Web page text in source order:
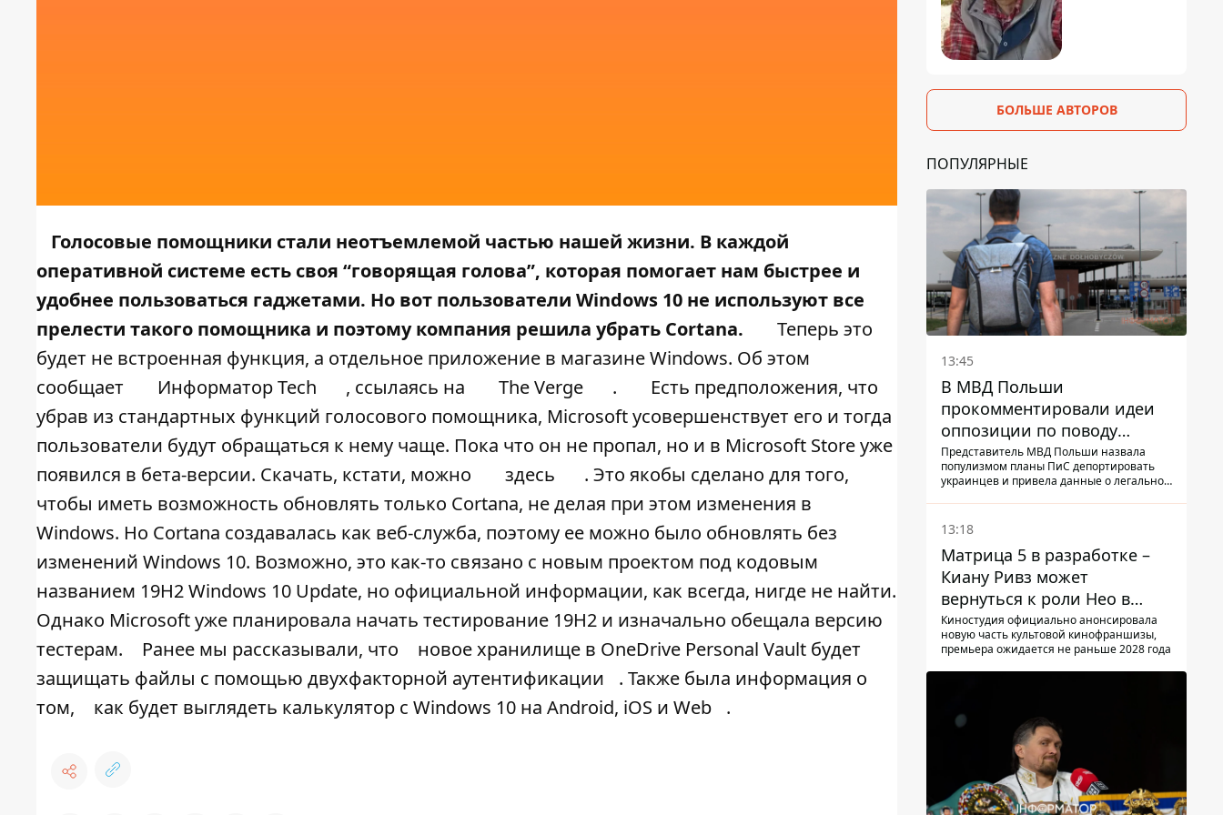
Голосовые помощники стали неотъемлемой частью нашей жизни. В каждой
оперативной системе есть своя “говорящая голова”, которая помогает нам быстрее и
удобнее пользоваться гаджетами. Но вот пользователи Windows 10 не используют все
прелести такого помощника и поэтому компания решила убрать Cortana.
Теперь это
будет не встроенная функция, а отдельное приложение в магазине Windows. Об этом
сообщает
Информатор Tech , ссылаясь на The Verge .
Есть предположения, что
убрав из стандартных функций голосового помощника, Microsoft усовершенствует его и тогда
пользователи будут обращаться к нему чаще. Пока что он не пропал, но и в Microsoft Store уже
появился в бета-версии. Скачать, кстати, можно
здесь
. Это якобы сделано для того,
чтобы иметь возможность обновлять только Cortana, не делая при этом изменения в
Windows. Но Cortana создавалась как веб-служба, поэтому ее можно было обновлять без
изменений Windows 10. Возможно, это как-то связано с новым проектом под кодовым
названием 19H2 Windows 10 Update, но официальной информации, как всегда, нигде не найти.
Однако Microsoft уже планировала начать тестирование 19H2 и изначально обещала версию
тестерам.
Ранее мы рассказывали, что
новое хранилище в OneDrive Personal Vault будет
защищать файлы с помощью двухфакторной аутентификации
. Также была информация о
том,
как будет выглядеть калькулятор с Windows 10 на Android, iOS и Web .
БОЛЬШЕ АВТОРОВ
ПОПУЛЯРНЫЕ
13:45
В МВД Польши
прокомментировали идеи
оппозиции по поводу
депортации украинских
мужчин - абсурд и популизм
Представитель МВД Польши назвала
популизмом планы ПиС депортировать
украинцев и привела данные о легальной
13:18
Матрица 5 в разработке –
Киану Ривз может
вернуться к роли Нео в
пятой части
Киностудия официально анонсировала
новую часть культовой кинофраншизы,
премьера ожидается не раньше 2028 года